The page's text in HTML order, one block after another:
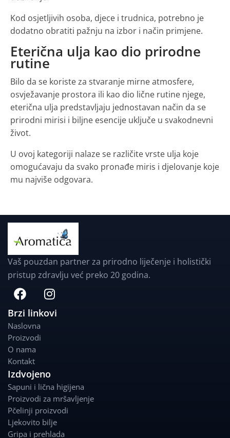
Kod osjetljivih osoba, djece i trudnica, potrebno je
dodatno obratiti pažnju na izbor i način primjene.
Eterična ulja kao dio prirodne
rutine
Bilo da se koriste za stvaranje mirne atmosfere,
osvježavanje prostora ili kao dio lične rutine njege,
eterična ulja predstavljaju jednostavan način da se
prirodni mirisi i biljne esencije uključe u svakodnevni
život.
U ovoj kategoriji nalaze se različite vrste ulja koje
omogućavaju da svako pronađe miris i djelovanje koje
mu najviše odgovara.
Vaš pouzdan partner za prirodno liječenje i holistički
pristup zdravlju već preko 20 godina.
F
a
c
e
b
o
o
k
I
n
s
a
m
Brzi linkovi
Naslovna
Proizvodi
O nama
Kontakt
Izdvojeno
Sapuni i lična higijena
Proizvodi za mršavljenje
Pčelinji proizvodi
Ljekovito bilje
Gripa i prehlada